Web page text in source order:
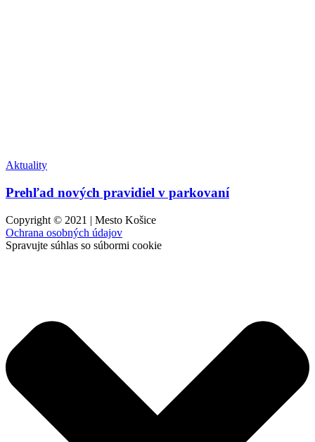
Aktuality
Prehľad nových pravidiel v parkovaní
Copyright © 2021 | Mesto Košice
Ochrana osobných údajov
Spravujte súhlas so súbormi cookie